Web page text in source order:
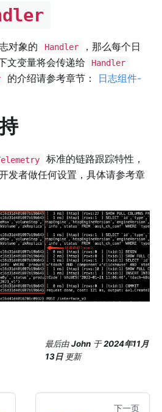
对象的 Handler
，那么每个日
文变量将会传递给 Handler
的介绍请参考章节：
日志组件-
标准的链路跟踪特性，
发者做任何设置，具体请参考章
最后由John 于2024年11月
13日 更新
下一页